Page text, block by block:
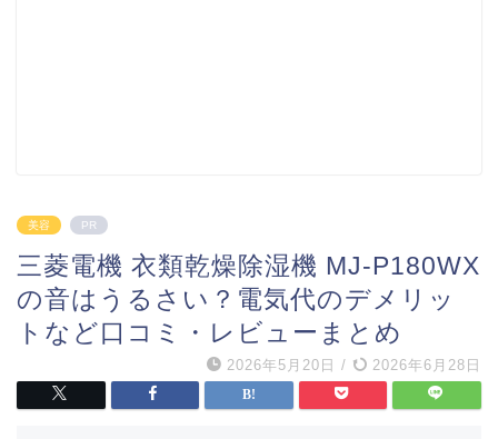
美容 PR
三菱電機 衣類乾燥除湿機 MJ-P180WX
の音はうるさい？電気代のデメリッ
トなど口コミ・レビューまとめ
2026年5月20日 / 2026年6月28日